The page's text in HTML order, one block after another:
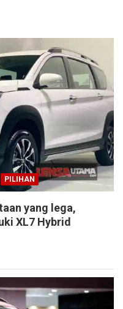
PILIHAN
yang lega,
XL7 Hybrid